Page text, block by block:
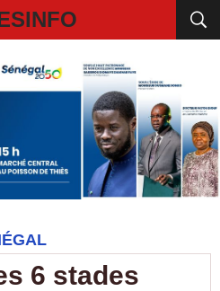
6 stades